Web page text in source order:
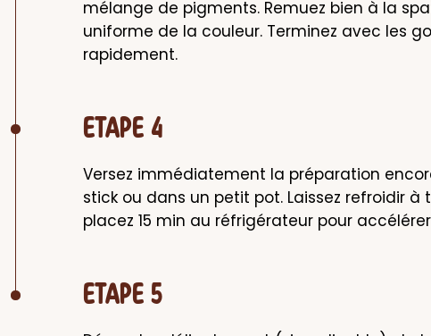
mélange de pigments. Remuez bien à la
uniforme de la couleur. Terminez avec les
rapidement.
ETAPE 4
Versez immédiatement la préparation
stick ou dans un petit pot. Laissez refroidir
placez 15 min au réfrigérateur pour
ETAPE 5